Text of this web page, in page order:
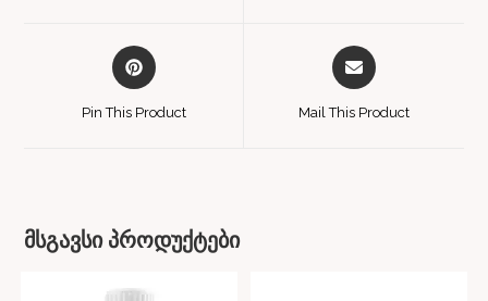
Pin This Product Mail This Product
მსგავსი პროდუქტები